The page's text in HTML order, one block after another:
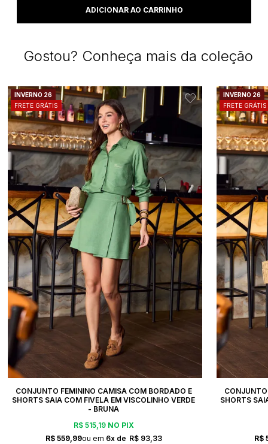
Gostou? Conheça mais da coleção
INVERNO 26
FRETE GRÁTIS
CONJUNTO FEMININO CAMISA COM BORDADO E
SHORTS SAIA COM FIVELA EM VISCOLINHO VERDE
- BRUNA
R$ 515,19NO PIX
R$ 559,99
6x R$ 93,33
FRETE GRÁTIS
INVERNO 26
SHORTS
R$